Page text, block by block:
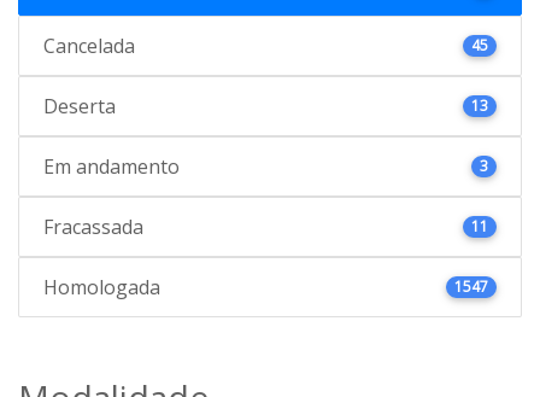
Cancelada 45
Deserta 13
Em andamento 3
Fracassada 11
Homologada 1547